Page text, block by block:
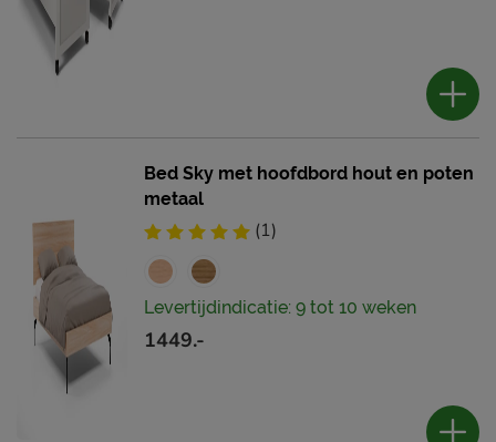
Bed Sky met hoofdbord hout en poten
metaal
(1)
Levertijdindicatie: 9 tot 10 weken
1449.-